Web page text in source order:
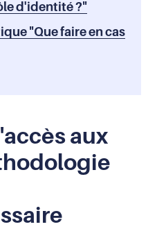
d'identité ?"
"Que faire en cas
aux